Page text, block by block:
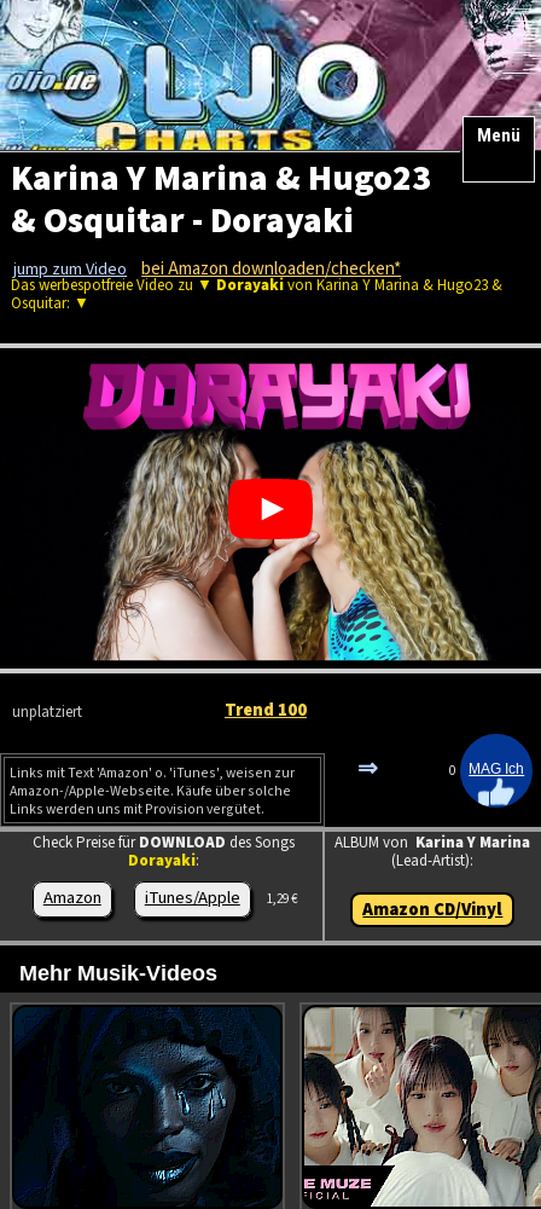
Menü
Karina Y Marina & Hugo23
& Osquitar - Dorayaki
jump zum Video bei Amazon downloaden/checken*
Das werbespotfreie Video zu ▼ Dorayakivon Karina Y Marina & Hugo23 &
Osquitar: ▼
unplatziert Trend 100
Links mit Text 'Amazon' o. 'iTunes', weisen zur
Amazon-/Apple-Webseite. Käufe über solche
Links werden uns mit Provision vergütet.
⇒ 0
Check Preise fürDOWNLOAD des Songs
Dorayaki:
Amazon iTunes/Apple 1,29 €
ALBUM von Karina Y Marina
(Lead-Artist):
Amazon CD/Vinyl
Mehr Musik-Videos